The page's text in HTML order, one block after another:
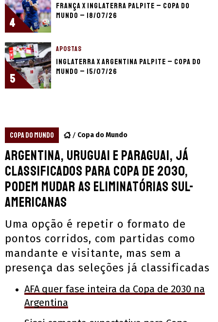
4
França x Inglaterra palpite – Copa do
Mundo – 18/07/26
5
APOSTAS
Inglaterra x Argentina palpite – Copa do
Mundo – 15/07/26
COPA DO MUNDO Copa do Mundo
Argentina, Uruguai e Paraguai, já
classificados para Copa de 2030,
podem mudar as Eliminatórias Sul-
Americanas
Uma opção é repetir o formato de
pontos corridos, com partidas como
mandante e visitante, mas sem a
presença das seleções já classificadas
AFA quer fase inteira da Copa de 2030 na
Argentina